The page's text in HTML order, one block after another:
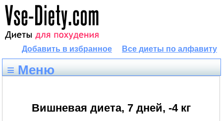
Все диеты по алфавиту
Добавить в избранное
≡ Меню
Вишневая диета, 7 дней, -4 кг